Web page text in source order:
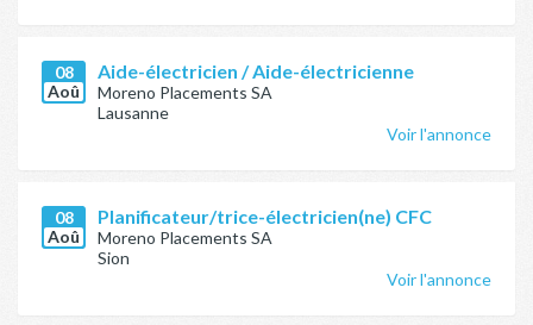
08
Aoû
Aide-électricien / Aide-électricienne
Moreno Placements SA
Lausanne
Voir l'annonce
08
Aoû
Planificateur/trice-électricien(ne) CFC
Moreno Placements SA
Sion
Voir l'annonce